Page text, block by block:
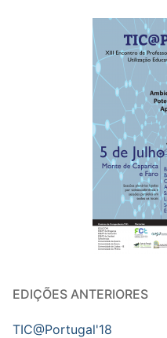
EDIÇÕES ANTERIORES
TIC@Portugal'18